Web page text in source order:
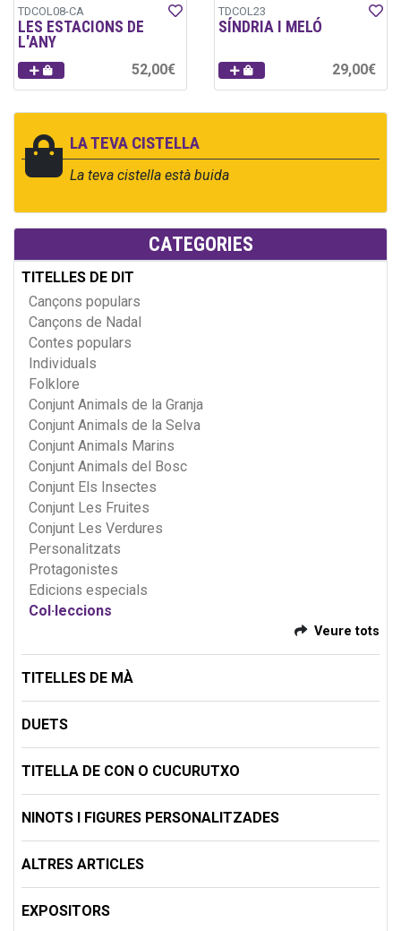
LA TEVA CISTELLA
La teva cistella està buida
CATEGORIES
TITELLES DE DIT
Cançons populars
Cançons de Nadal
Contes populars
Individuals
Folklore
Conjunt Animals de la Granja
Conjunt Animals de la Selva
Conjunt Animals Marins
Conjunt Animals del Bosc
Conjunt Els Insectes
Conjunt Les Fruites
Conjunt Les Verdures
Personalitzats
Protagonistes
Edicions especials
Col·leccions
Veure tots
TITELLES DE MÀ
DUETS
TITELLA DE CON O CUCURUTXO
NINOTS I FIGURES PERSONALITZADES
ALTRES ARTICLES
EXPOSITORS
TDCOL08-CA
LES ESTACIONS DE
L'ANY
52,00€
TDCOL23
SÍNDRIA I MELÓ
29,00€